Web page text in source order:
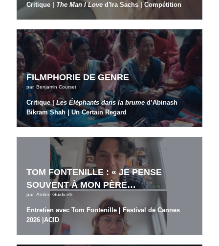
Critique | The Man I Love d'Ira Sachs | Compétition
FILMPHORIE DE GENRE
par Benjamin Courset
Critique |Les Éléphants dans la brumed’Abinash
Bikram Shah | Un Certain Regard
TOM FONTENILLE : « JE PENSE
SOUVENT À MON PÈRE…
par Ambre Guidicelli
Entretien avec Tom Fontenille | Festival de Cannes
2026 |ACID